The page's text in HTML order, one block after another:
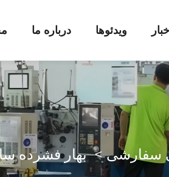
درباره ما ویدئوها اخبار
سفارشی>بهار فشرده